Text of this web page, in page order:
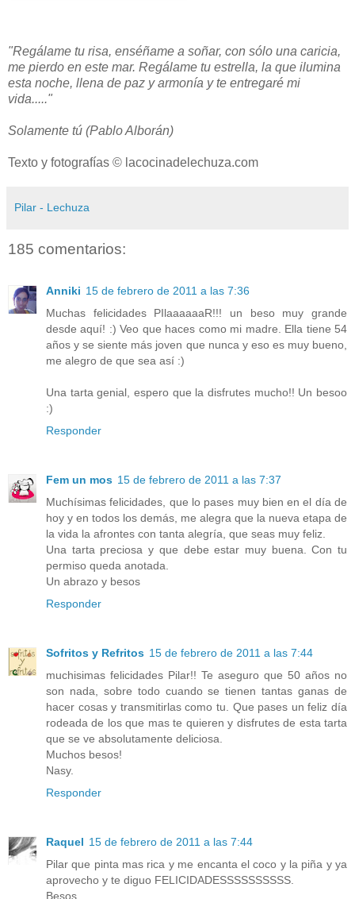
"Regálame tu risa, enséñame a soñar, con sólo una caricia,
me pierdo en este mar. Regálame tu estrella, la que ilumina
esta noche, llena de paz y armonía y te entregaré mi
vida....."
Solamente tú (Pablo Alborán)
Texto y fotografías © lacocinadelechuza.com
Pilar - Lechuza
185 comentarios:
Anniki 15 de febrero de 2011 a las 7:36
Muchas felicidades PIlaaaaaaR!!! un beso muy grande
desde aquí! :) Veo que haces como mi madre. Ella tiene 54
años y se siente más joven que nunca y eso es muy bueno,
me alegro de que sea así :)
Una tarta genial, espero que la disfrutes mucho!! Un besoo
:)
Responder
Fem un mos 15 de febrero de 2011 a las 7:37
Muchísimas felicidades, que lo pases muy bien en el día de
hoy y en todos los demás, me alegra que la nueva etapa de
la vida la afrontes con tanta alegría, que seas muy feliz.
Una tarta preciosa y que debe estar muy buena. Con tu
permiso queda anotada.
Un abrazo y besos
Responder
Sofritos y Refritos 15 de febrero de 2011 a las 7:44
muchisimas felicidades Pilar!! Te aseguro que 50 años no
son nada, sobre todo cuando se tienen tantas ganas de
hacer cosas y transmitirlas como tu. Que pases un feliz día
rodeada de los que mas te quieren y disfrutes de esta tarta
que se ve absolutamente deliciosa.
Muchos besos!
Nasy.
Responder
Raquel 15 de febrero de 2011 a las 7:44
Pilar que pinta mas rica y me encanta el coco y la piña y ya
aprovecho y te diguo FELICIDADESSSSSSSSSS.
Besos.